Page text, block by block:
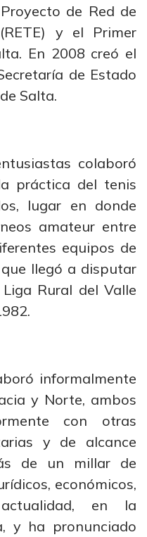
de Red de
y el Primer
En 2008 creó el
de Estado
Salta.
colaboró
práctica del tenis
lugar en donde
amateur entre
equipos de
llegó a disputar
Rural del Valle
informalmente
y Norte, ambos
con otras
y de alcance
de un millar de
económicos,
en la
y ha pronunciado